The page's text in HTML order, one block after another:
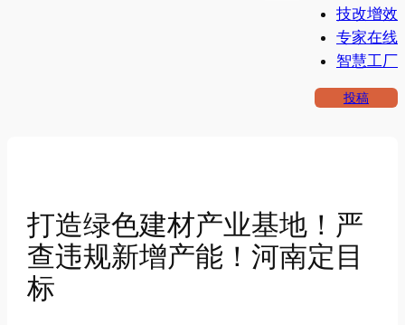
技改增效
专家在线
智慧工厂
投稿
打造绿色建材产业基地！严
查违规新增产能！河南定目
标